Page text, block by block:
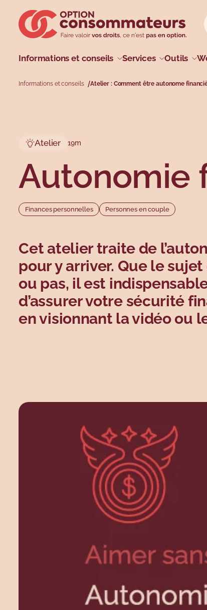
Menu
Informations et conseils
Profils Sujets
Services Outils
Types Sujets
Informations et conseils Atelier : Comment être autonome
Atelier 19m
Autonomie
Finances personnelles Personnes en couple
Cet atelier traite de
pour y arriver. Que le
ou pas, il est
d’assurer votre sécurité
en visionnant la vidéo ou